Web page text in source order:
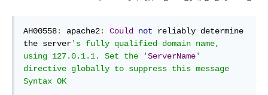
AH00558: apache2: Could not
the server's fully qualified domain name,
using 127.0.1.1. Set the 'ServerName'
directive globally to suppress this message
Syntax OK